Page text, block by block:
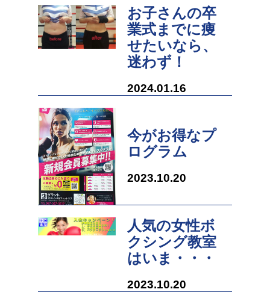
お子さんの卒
業式までに痩
せたいなら、
迷わず！
2024.01.16
今がお得なプ
ログラム
2023.10.20
人気の女性ボ
クシング教室
はいま・・・
2023.10.20